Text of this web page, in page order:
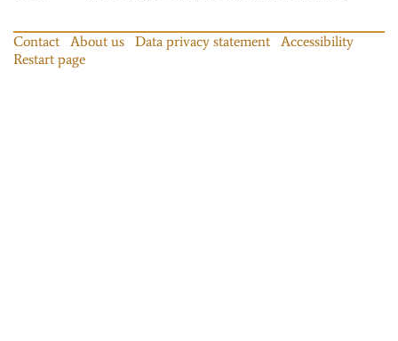
Contact About us Data privacy statement
Accessibility
Restart page